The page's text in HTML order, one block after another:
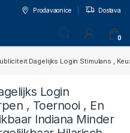
Prodavaonice Dostava
0
Dagelijks Login Stimulans ,
Login
, Toernooi , En
Indiana Minder